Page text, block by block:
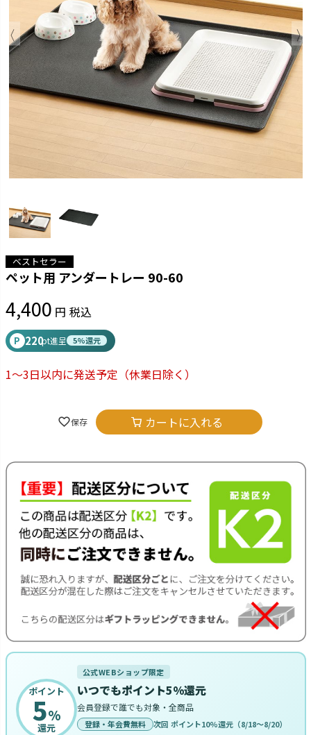
ベストセラー
ペット用 アンダートレー 90-60
4,400 税込
P 220pt進呈 5%還元
1～3日以内に発送予定 （休業日除く）
カートに入れる
ポイント
5%
還元
公式WEBショップ限定
いつでもポイント5%還元
会員登録で誰でも対象・全商品
登録・年会費無料 次回 ポイント10%還元（8/18〜8/20）